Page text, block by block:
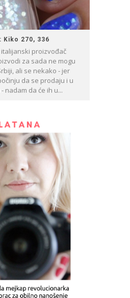
Kiko 270, 336
italijanski proizvođač
za sada ne mogu
ali se nekako - jer
da se prodaju i u
nadam da će ih u...